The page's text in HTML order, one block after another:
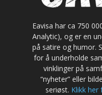
Eavisa har ca 750
Analytic), og er en
på satire og humor.
for å underholde
vinklinger på
“nyheter” eller
seriøst. Klikk